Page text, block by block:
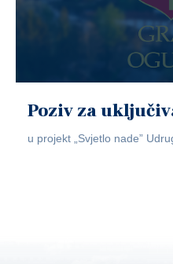
Poziv za
u projekt „Svjetlo nade”